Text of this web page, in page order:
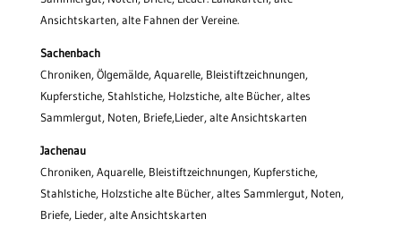
Ansichtskarten, alte Fahnen der Vereine.
Sachenbach
Chroniken, Ölgemälde, Aquarelle, Bleistiftzeichnungen,
Kupferstiche, Stahlstiche, Holzstiche, alte Bücher, altes
Sammlergut, Noten, Briefe,Lieder, alte Ansichtskarten
Jachenau
Chroniken, Aquarelle, Bleistiftzeichnungen, Kupferstiche,
Stahlstiche, Holzstiche alte Bücher, altes Sammlergut, Noten,
Briefe, Lieder, alte Ansichtskarten